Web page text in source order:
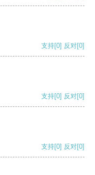
支持[0] 反对[0]
支持[0] 反对[0]
支持[0] 反对[0]